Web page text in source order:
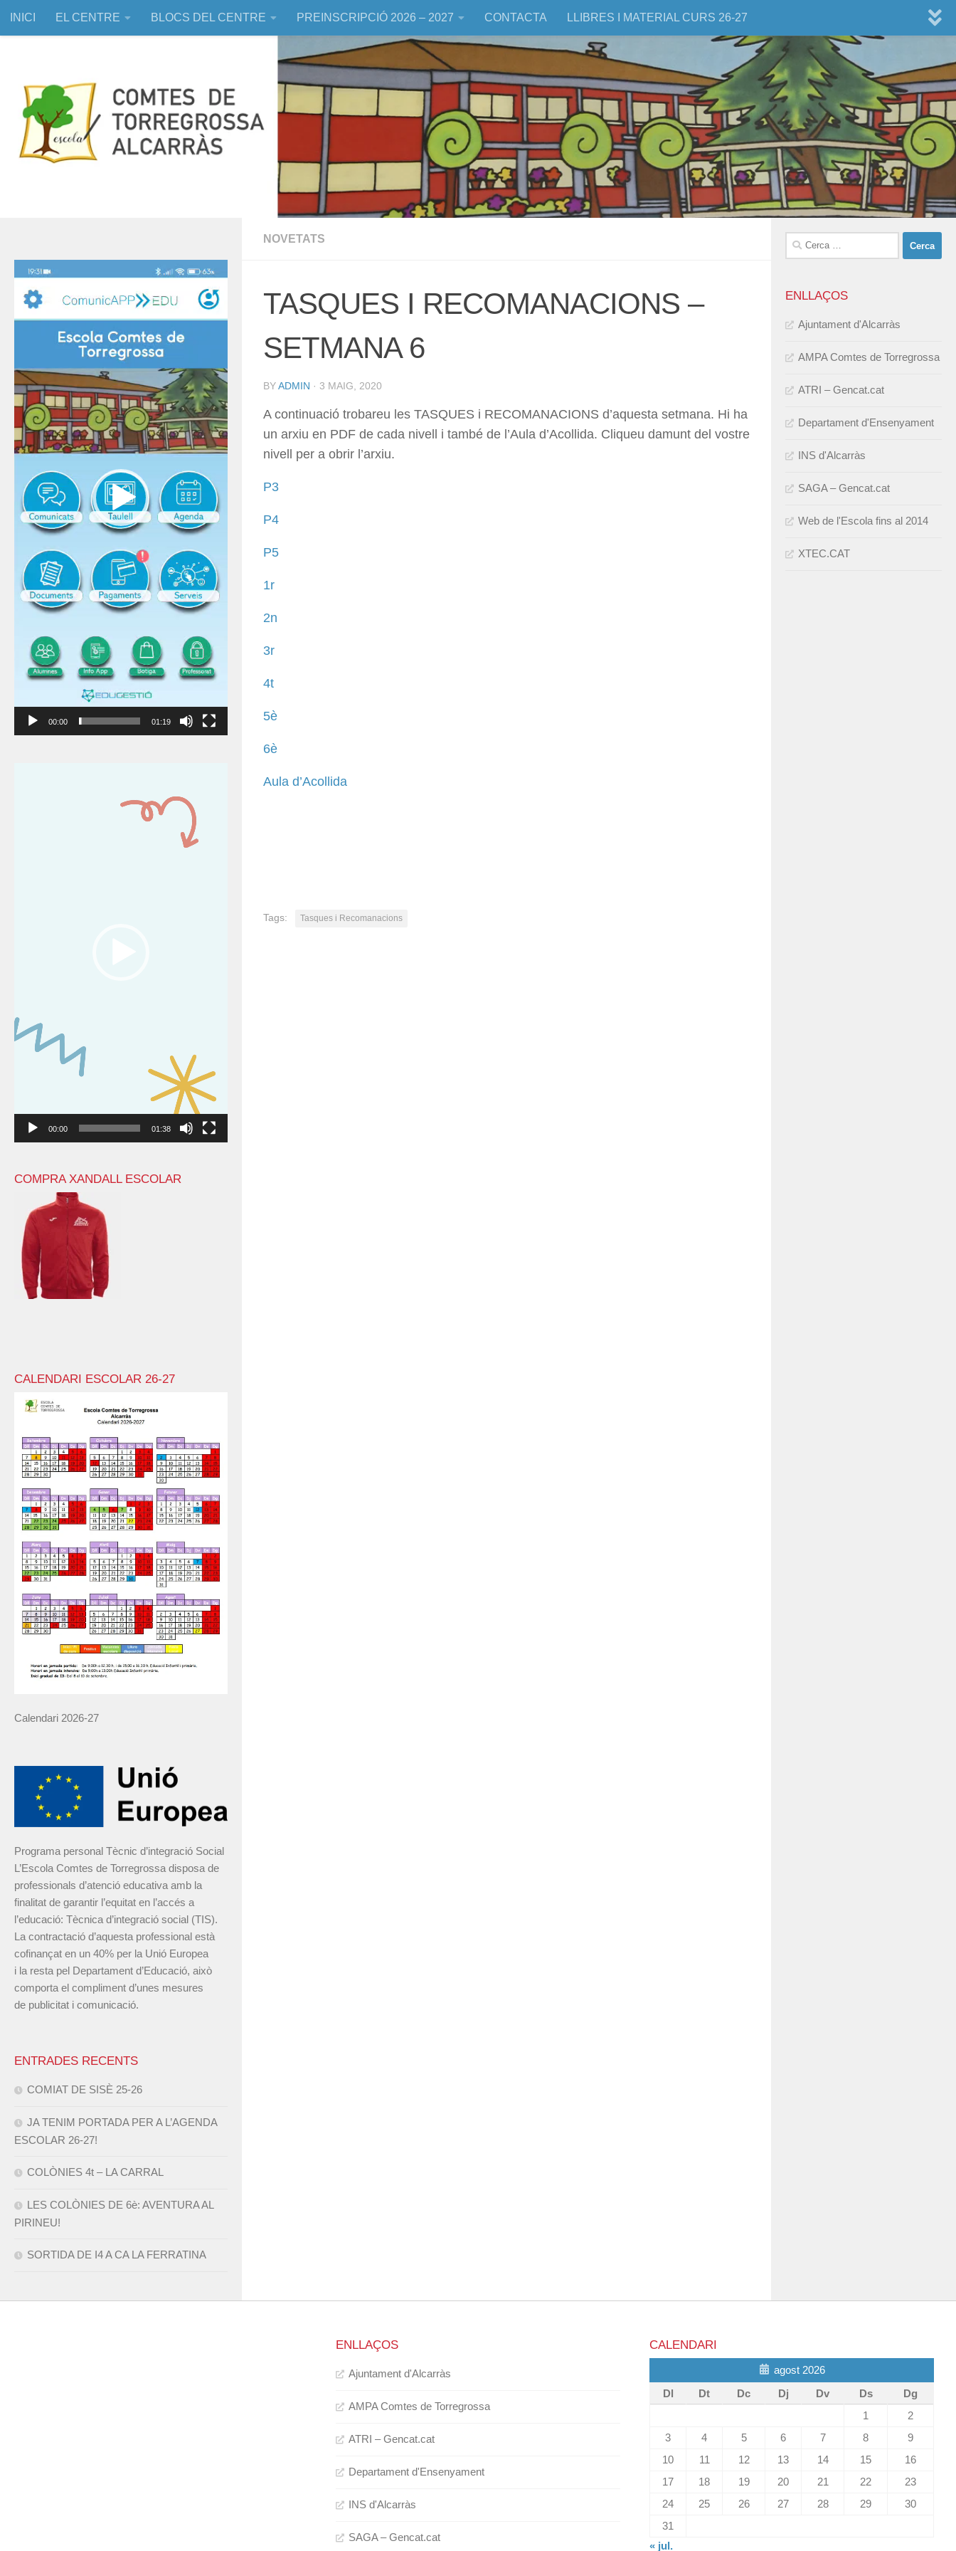
Skip to content
INICI EL CENTRE BLOCS DEL CENTRE PREINSCRIPCIÓ 2026 – 2027 CONTACTA LLIBRES I MATERIAL CURS 26-27
NOVETATS
TASQUES I RECOMANACIONS –
SETMANA 6
BYADMIN · 3 MAIG, 2020
A continuació trobareu les TASQUES i RECOMANACIONS d’aquesta setmana. Hi ha
un arxiu en PDF de cada nivell i també de l’Aula d’Acollida. Cliqueu damunt del vostre
nivell per a obrir l’arxiu.
P3
P4
P5
1r
2n
3r
4t
5è
6è
Aula d’Acollida
Tags: Tasques i Recomanacions
Reproductor
vídeo
00:00 01:19
00:00 01:38
COMPRA XANDALL ESCOLAR
CALENDARI ESCOLAR 26-27
Calendari 2026-27
Programa personal Tècnic d’integració Social
L’Escola Comtes de Torregrossa disposa de
professionals d’atenció educativa amb la
finalitat de garantir l’equitat en l’accés a
l’educació: Tècnica d’integració social (TIS).
La contractació d’aquesta professional està
cofinançat en un 40% per la Unió Europea
i la resta pel Departament d’Educació, això
comporta el compliment d’unes mesures
de publicitat i comunicació.
ENTRADES RECENTS
COMIAT DE SISÈ 25-26
JA TENIM PORTADA PER A L’AGENDA
ESCOLAR 26-27!
COLÒNIES 4t – LA CARRAL
LES COLÒNIES DE 6è: AVENTURA AL
PIRINEU!
SORTIDA DE I4 A CA LA FERRATINA
Cerca:
ENLLAÇOS
Ajuntament d'Alcarràs
AMPA Comtes de Torregrossa
ATRI – Gencat.cat
Departament d'Ensenyament
INS d'Alcarràs
SAGA – Gencat.cat
Web de l'Escola fins al 2014
XTEC.CAT
ENLLAÇOS
Ajuntament d'Alcarràs
AMPA Comtes de Torregrossa
ATRI – Gencat.cat
Departament d'Ensenyament
INS d'Alcarràs
SAGA – Gencat.cat
CALENDARI
agost 2026
Dl
Dt Dc Dj Dv Ds
Dg
1
2
3
4 5 6 7 8
9
10
11 12 13 14 15
16
17
18 19 20 21 22
23
24
25 26 27 28 29
30
31
« jul.